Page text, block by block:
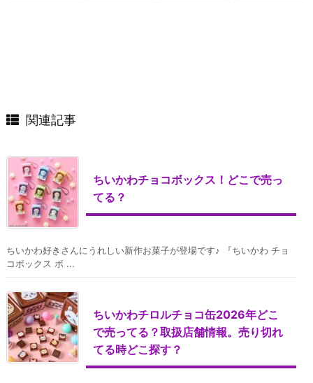
関連記事
ちいかわチョコボックス！どこで売っ
てる？
ちいかわ好きさんにうれしい新作お菓子が登場です♪ 『ちいかわ チョ
コボックス ボ ...
ちいかわチロルチョコ缶2026年どこ
で売ってる？取扱店舗情報。売り切れ
てる時どこ探す？